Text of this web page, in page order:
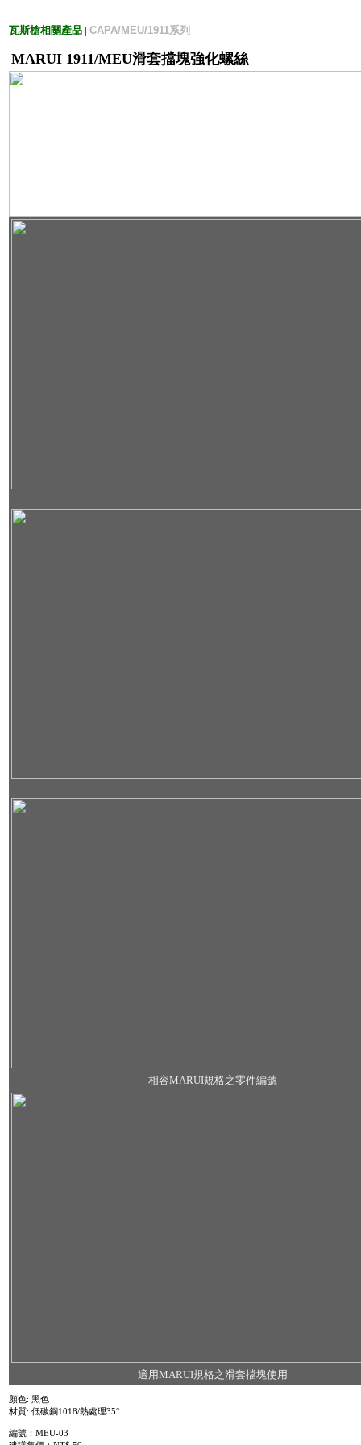
瓦斯槍相關產品 | CAPA/MEU/1911系列
MARUI 1911/MEU滑套擋塊強化螺絲
相容MARUI規格之零件編號
適用MARUI規格之滑套擋塊使用
顏色: 黑色
材質: 低碳鋼1018/熱處理35°
編號：MEU-03